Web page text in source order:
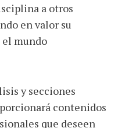
a otros
en valor su
el mundo
y secciones
contenidos
que deseen